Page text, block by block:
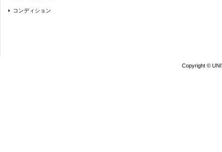
コンディション
Copyright ©